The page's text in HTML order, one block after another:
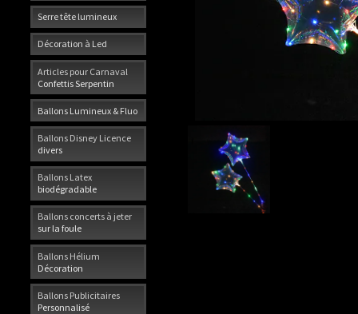
Serre tête lumineux
Décoration à Led
Articles pour Carnaval
Confettis Serpentin
Ballons Lumineux & Fluo
Ballons Disney Licence
divers
Ballons Latex
biodégradable
Ballons concerts à jeter
sur la foule
Ballons Hélium
Décoration
Ballons Publicitaires
Personnalisé